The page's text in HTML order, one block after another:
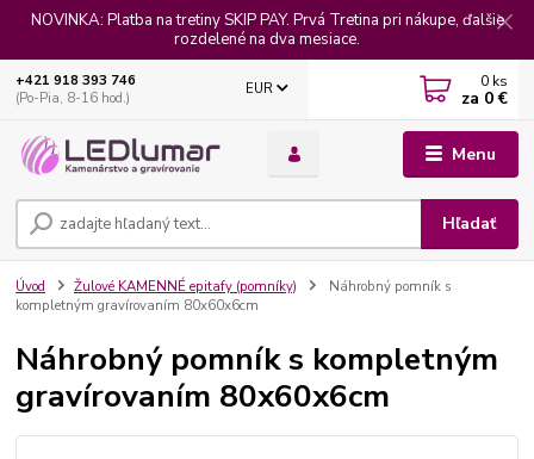
NOVINKA: Platba na tretiny SKIP PAY. Prvá Tretina pri nákupe, ďalšie
rozdelené na dva mesiace.
Menu
EUR
Hľadať
+421 918 393 746
(Po-Pia, 8-16 hod.)
0 ks
za 0 €
Úvod Žulové KAMENNÉ epitafy (pomníky)
Náhrobný pomník s
kompletným gravírovaním 80x60x6cm
Náhrobný pomník s kompletným
gravírovaním 80x60x6cm